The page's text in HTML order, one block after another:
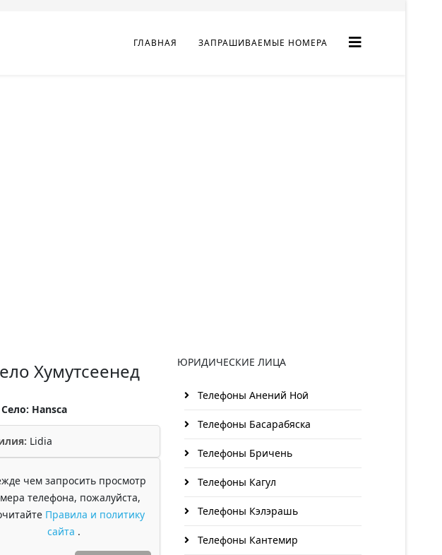
ГЛАВНАЯ ЗАПРАШИВАЕМЫЕ НОМЕРА
Хумутсеенед
Hansca
Lidia
чем запросить просмотр
телефона, пожалуйста,
Правила и политику
сайта .
ЮРИДИЧЕСКИЕ ЛИЦА
Телефоны Анений Ноӣ
Телефоны Басарабяска
Телефоны Бричень
Телефоны Кагул
Телефоны Кэлэрашь
Телефоны Кантемир